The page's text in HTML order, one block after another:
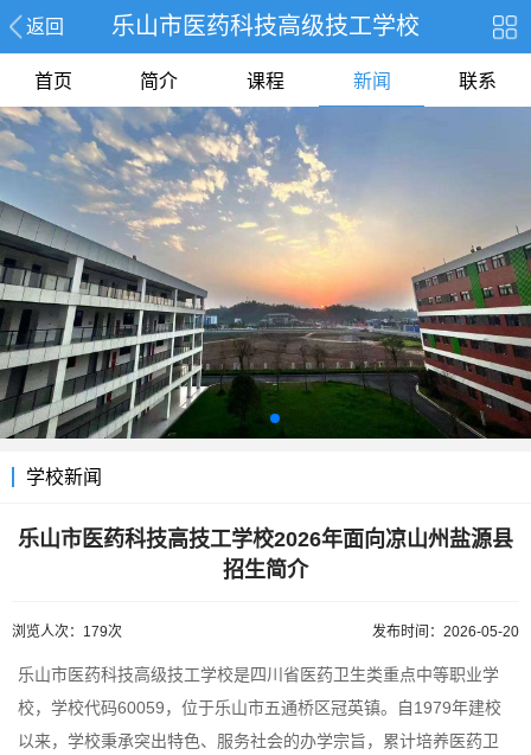
返回 乐山市医药科技高级技工学校
首页 简介 课程 新闻 联系
学校新闻
乐山市医药科技高技工学校2026年面向凉山州盐源县
招生简介
浏览人次：179次 发布时间：2026-05-20
乐山市医药科技高级技工学校是四川省医药卫生类重点中等职业学
校，学校代码60059，位于乐山市五通桥区冠英镇。自1979年建校
以来，学校秉承突出特色、服务社会的办学宗旨，累计培养医药卫